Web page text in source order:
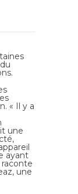
« Il y a
une
ayant
raconte
une